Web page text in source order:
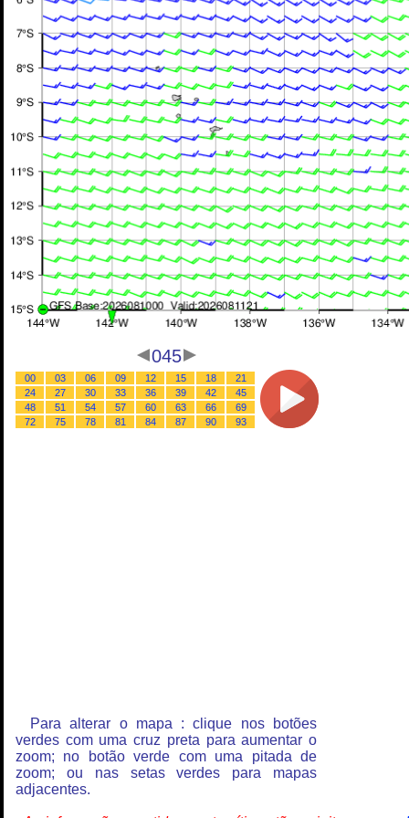
045
00 03 06 09 12 15 18
21
24
27 30 33 36 39 42
45
48
51 54 57 60 63 66
69
72
75 78 81 84 87 90 93
Para alterar o mapa : clique nos botões
verdes com uma cruz preta para aumentar o
zoom; no botão verde com uma pitada de
zoom; ou nas setas verdes para mapas
adjacentes.